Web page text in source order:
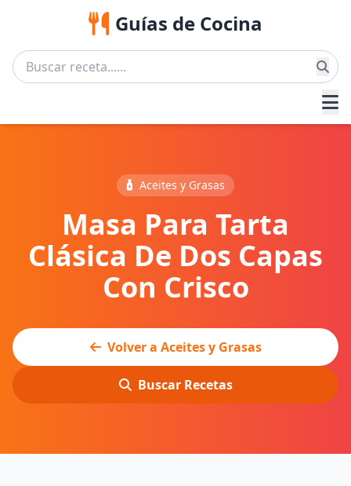
Guías de Cocina
Aceites y Grasas
Masa Para Tarta
Clásica De Dos Capas
Con Crisco
Volver a Aceites y Grasas
Buscar Recetas